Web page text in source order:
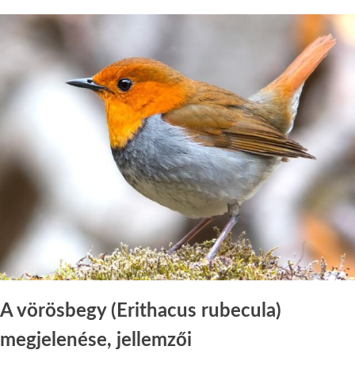
A vörösbegy (Erithacus rubecula)
megjelenése, jellemzői